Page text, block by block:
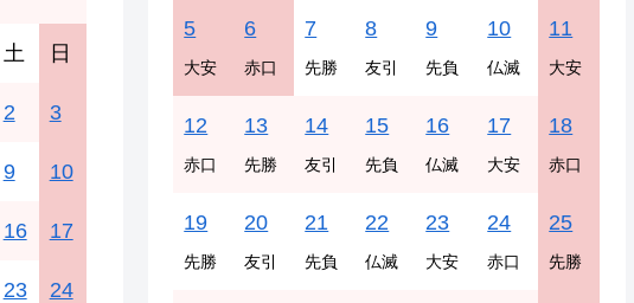
土 日
2 3
9 10
16 17
23 24
5
大安
6
赤口
7
先勝
8
友引
9
先負
10
仏滅
11
大安
12
赤口
13
先勝
14
友引
15
先負
16
仏滅
17
大安
18
赤口
19
先勝
20
友引
21
先負
22
仏滅
23
大安
24
赤口
25
先勝